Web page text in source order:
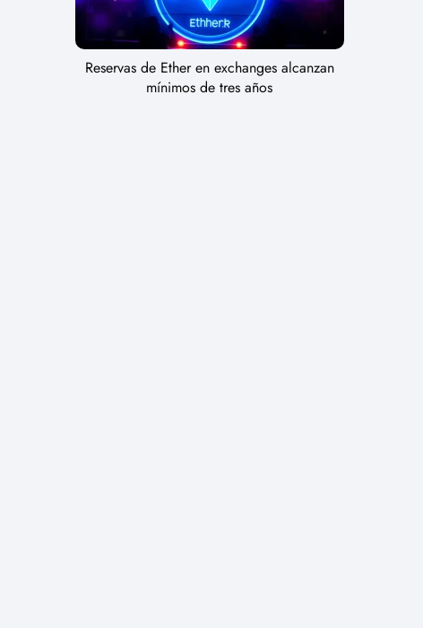
Reservas de Ether en exchanges alcanzan
mínimos de tres años